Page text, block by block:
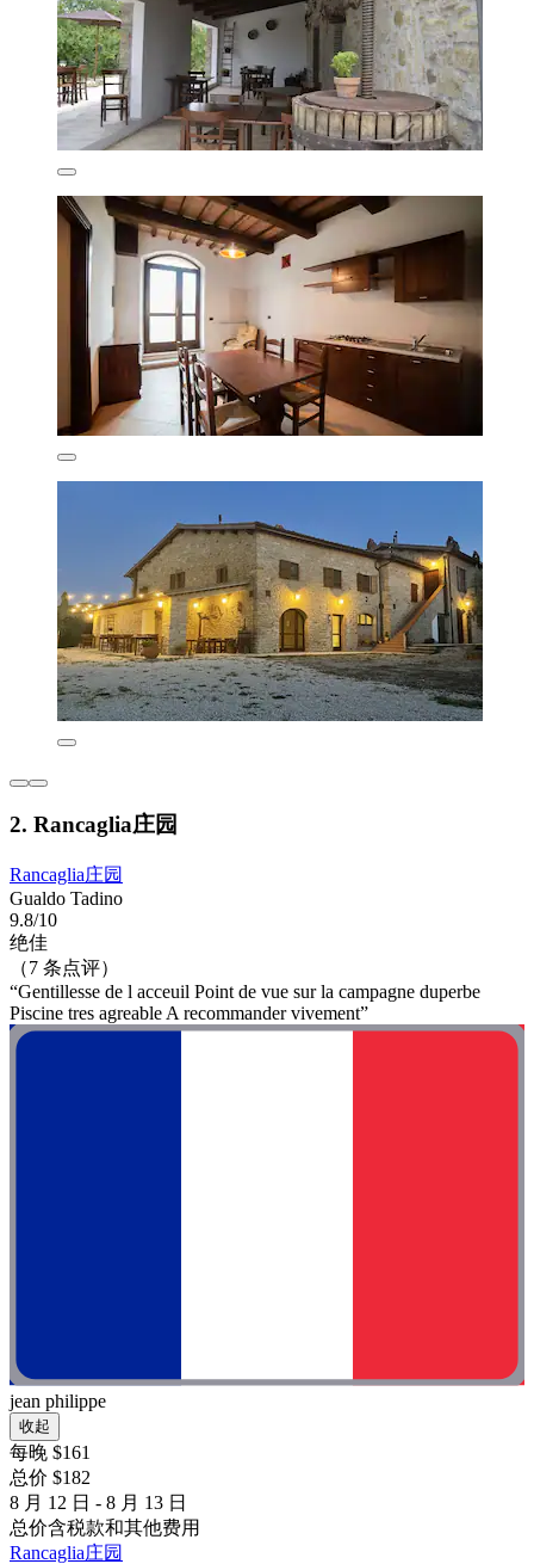
2. Rancaglia庄园
Rancaglia庄园
Gualdo Tadino
9.8/10
绝佳
（7 条点评）
“Gentillesse de l acceuil Point de vue sur la campagne duperbe
Piscine tres agreable A recommander vivement”
jean philippe
收起
每晚 $161
总价 $182
8 月 12 日 - 8 月 13 日
总价含税款和其他费用
Rancaglia庄园